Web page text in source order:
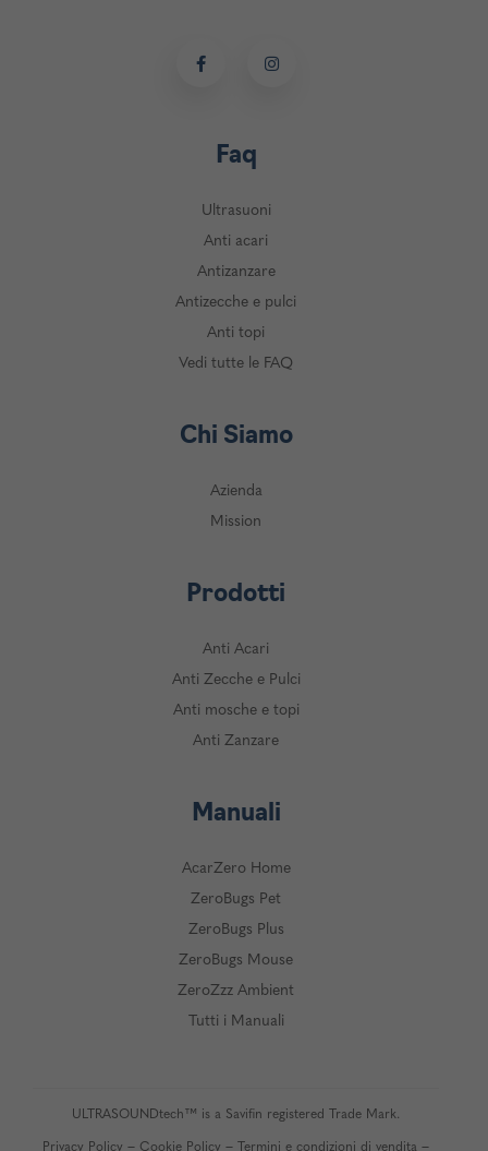
Faq
Ultrasuoni
Anti acari
Antizanzare
Antizecche e pulci
Anti topi
Vedi tutte le FAQ
Chi Siamo
Azienda
Mission
Prodotti
Anti Acari
Anti Zecche e Pulci
Anti mosche e topi
Anti Zanzare
Manuali
AcarZero Home
ZeroBugs Pet
ZeroBugs Plus
ZeroBugs Mouse
ZeroZzz Ambient
Tutti i Manuali
Privacy Policy – Cookie Policy – Termini e condizioni di vendita –
ULTRASOUNDtech™ is a Savifin registered Trade Mark.